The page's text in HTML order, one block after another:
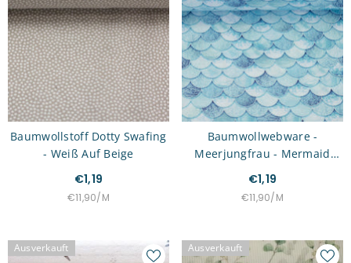
Baumwollstoff Dotty Swafing
- Weiß Auf Beige
€1,19
STÜCKPREIS
€11,90/PRO
M
Baumwollwebware -
Meerjungfrau - Mermaid
Türkis Swafing
€1,19
STÜCKPREIS
€11,90/PRO
M
Ausverkauft Ausverkauft